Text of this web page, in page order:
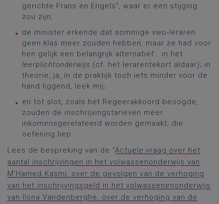
gerichte Frans en Engels”, waar er een stijging
zou zijn;
de minister erkende dat sommige vwo-leraren
geen klas meer zouden hebben, maar ze had voor
hen gelijk een belangrijk alternatief… in het
leerplichtonderwijs (cf. het lerarentekort aldaar); in
theorie, ja, in de praktijk toch iets minder voor de
hand liggend, leek mij;
en tot slot, zoals het Regeerakkoord beoogde,
zouden de inschrijvingstarieven meer
inkomensgerelateerd worden gemaakt; die
oefening liep.
Lees de bespreking van de “Actuele vraag over het
aantal inschrijvingen in het volwassenonderwijs van
M'Hamed Kasmi, over de gevolgen van de verhoging
van het inschrijvingsgeld in het volwassenenonderwijs
van Ilona Vandenberghe, over de verhoging van de